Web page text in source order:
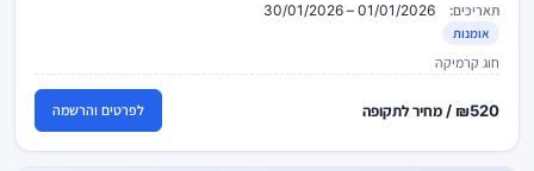
תאריכים:
01/01/2026 – 30/01/2026
אומנות
חוג קרמיקה
₪520 / מחיר לתקופה לפרטים והרשמה